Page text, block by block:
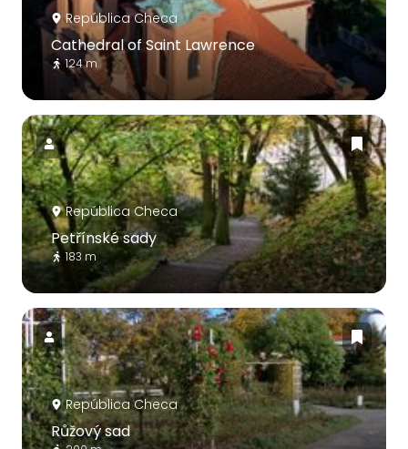
República Checa
Cathedral of Saint Lawrence
124 m
República Checa
Petřínské sady
183 m
República Checa
Růžový sad